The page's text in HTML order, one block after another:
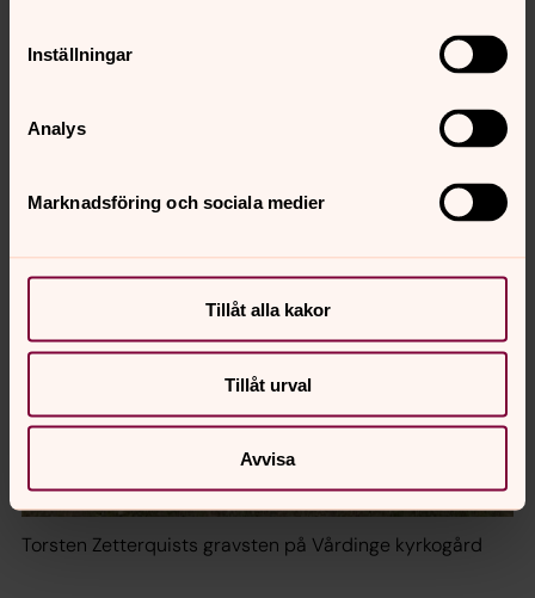
Inställningar
Analys
Marknadsföring och sociala medier
Tillåt alla kakor
Tillåt urval
Avvisa
Torsten Zetterquists gravsten på Vårdinge kyrkogård